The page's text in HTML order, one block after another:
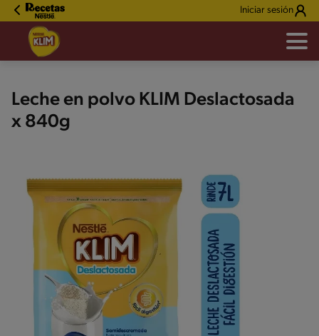
Iniciar sesión
Leche en polvo KLIM Deslactosada
x 840g